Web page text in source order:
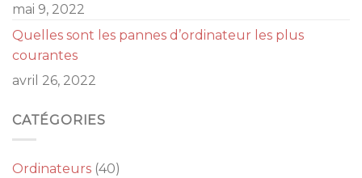
mai 9, 2022
Quelles sont les pannes d’ordinateur les plus
courantes
avril 26, 2022
CATÉGORIES
Ordinateurs (40)